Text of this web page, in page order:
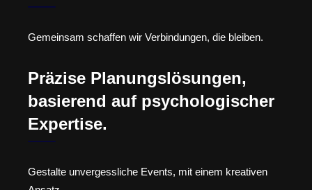
Gemeinsam schaffen wir Verbindungen, die bleiben.
Präzise Planungslösungen,
basierend auf psychologischer
Expertise.
Gestalte unvergessliche Events, mit einem kreativen